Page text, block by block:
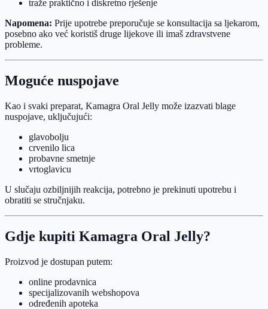
traže praktično i diskretno rješenje
Napomena: Prije upotrebe preporučuje se konsultacija sa ljekarom,
posebno ako već koristiš druge lijekove ili imaš zdravstvene
probleme.
Moguće nuspojave
Kao i svaki preparat, Kamagra Oral Jelly može izazvati blage
nuspojave, uključujući:
glavobolju
crvenilo lica
probavne smetnje
vrtoglavicu
U slučaju ozbiljnijih reakcija, potrebno je prekinuti upotrebu i
obratiti se stručnjaku.
Gdje kupiti Kamagra Oral Jelly?
Proizvod je dostupan putem:
online prodavnica
specijalizovanih webshopova
određenih apoteka